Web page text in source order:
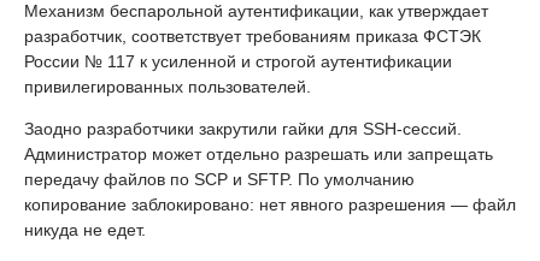
Механизм беспарольной аутентификации, как утверждает
разработчик, соответствует требованиям приказа ФСТЭК
России № 117 к усиленной и строгой аутентификации
привилегированных пользователей.
Заодно разработчики закрутили гайки для SSH-сессий.
Администратор может отдельно разрешать или запрещать
передачу файлов по SCP и SFTP. По умолчанию
копирование заблокировано: нет явного разрешения — файл
никуда не едет.